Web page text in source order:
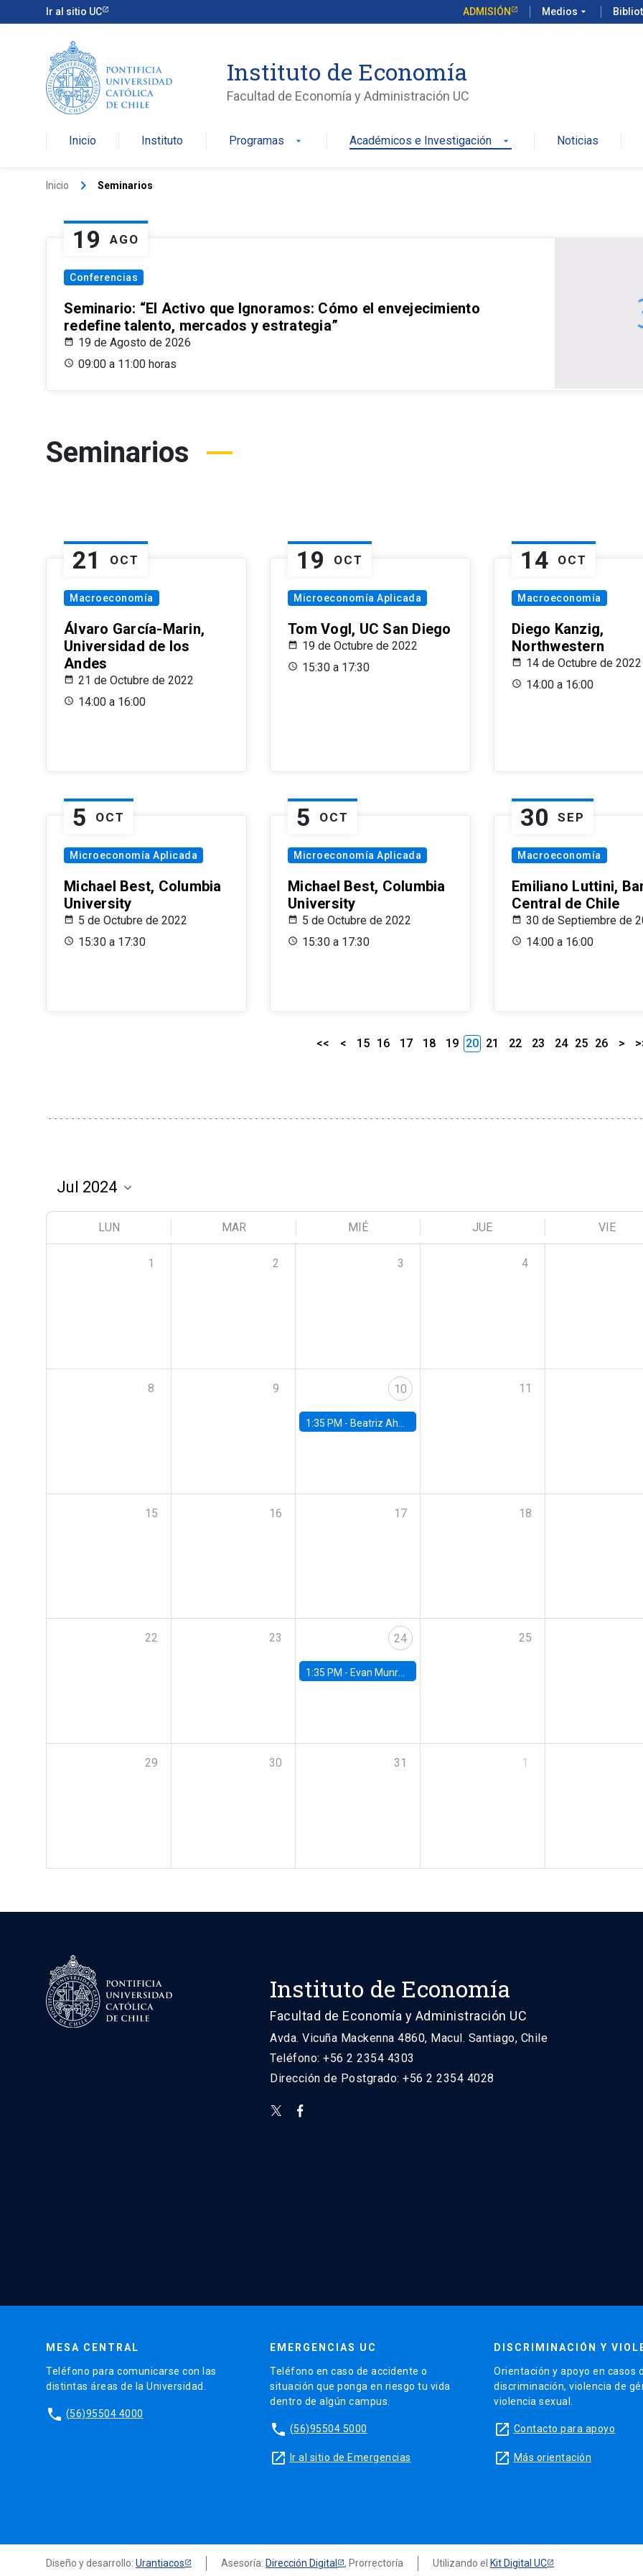
Ir al sitio UC ADMISIÓN Medios arrow_drop_down
Instituto de Economía
Facultad de Economía y Administración UC
Inicio Instituto Programas arrow_drop_down Académicos e Investigación arrow_drop_down Noticias
Inicio keyboard_arrow_right Seminarios
19 AGO
Conferencias
Seminario: “El Activo que Ignoramos: Cómo el envejecimiento
redefine talento, mercados y estrategia”
19 de Agosto de 2026
09:00 a 11:00 horas
Seminarios
21 OCT
Macroeconomía
Álvaro García-Marin,
Universidad de los
Andes
21 de Octubre de 2022
14:00 a 16:00
19 OCT
Microeconomía Aplicada
Tom Vogl, UC San Diego
19 de Octubre de 2022
15:30 a 17:30
14 OCT
Macroeconomía
Diego Kanzig,
Northwestern
14 de Octubre de 2022
14:00 a 16:00
5 OCT
Microeconomía Aplicada
Michael Best, Columbia
University
5 de Octubre de 2022
15:30 a 17:30
5 OCT
Microeconomía Aplicada
Michael Best, Columbia
University
5 de Octubre de 2022
15:30 a 17:30
30 SEP
Macroeconomía
Emiliano Luttini,
Central de Chile
30 de Septiembre de
14:00 a 16:00
<< < 15 16 17 18 19 20 21 22 23 24 25 26 >
LUN MAR MIÉ JUE VIE
1 2 3 4
8 9 10
1:35 PM - Beatriz Ahumada, PhD candidate, Universidad de Pittsburgh
11
15 16 17 18
22 23 24
1:35 PM - Evan Munro, Neyman Visiting Assistant Professor in the Department of Statistics at UC Berkeley
25
29 30 31 1
Instituto de Economía
Facultad de Economía y Administración UC
Avda. Vicuña Mackenna 4860, Macul. Santiago, Chile
Teléfono: +56 2 2354 4303
Dirección de Postgrado: +56 2 2354 4028
MESA CENTRAL
Teléfono para comunicarse con las
distintas áreas de la Universidad.
phone (56)95504 4000
EMERGENCIAS UC
Teléfono en caso de accidente o
situación que ponga en riesgo tu vida
dentro de algún campus.
phone (56)95504 5000
launch Ir al sitio de Emergencias
DISCRIMINACIÓN Y
Orientación y apoyo en casos
discriminación, violencia de
violencia sexual.
launch Contacto para apoyo
launch Más orientación
Diseño y desarrollo: Urantiacos Asesoría: Dirección Digital , Prorrectoría Utilizando el Kit Digital UC